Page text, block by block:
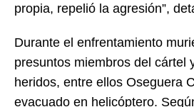
propia, repelió la agresión”,
Durante el enfrentamiento
presuntos miembros del cártel
heridos, entre ellos Oseguera
evacuado en helicóptero.